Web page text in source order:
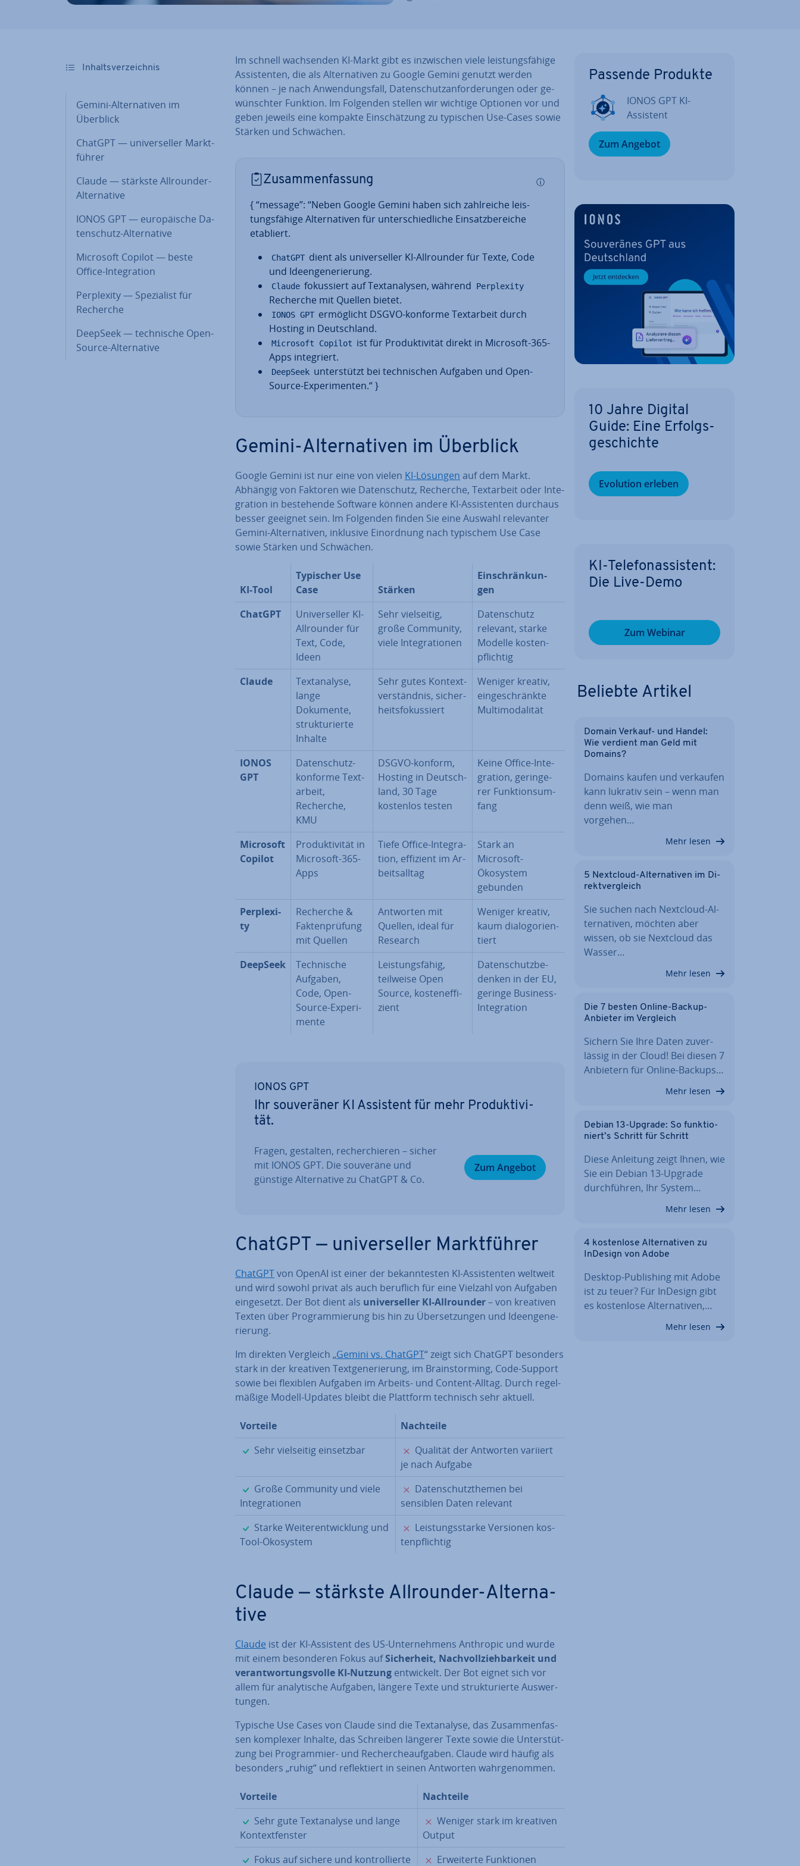
In­halts­ver­zeich­nis
Gemini-Al­ter­na­ti­ven im
Überblick
ChatGPT — uni­ver­sel­ler Markt­
füh­rer
Claude — stärkste All­roun­der-
Al­ter­na­ti­ve
IONOS GPT — eu­ro­päi­sche Da­
ten­schutz-Al­ter­na­ti­ve
Microsoft Copilot — beste
Office-In­te­gra­ti­on
Per­ple­xi­ty — Spe­zia­list für
Recherche
DeepSeek — tech­ni­sche Open-
Source-Al­ter­na­ti­ve
Im schnell wach­sen­den KI-Markt gibt es in­zwi­schen viele leis­tungs­fä­hi­ge
As­sis­ten­ten, die als Al­ter­na­ti­ven zu Google Gemini genutzt werden
können – je nach An­wen­dungs­fall, Da­ten­schutz­an­for­de­run­gen oder ge­
wünsch­ter Funktion. Im Folgenden stellen wir wichtige Optionen vor und
geben jeweils eine kompakte Ein­schät­zung zu typischen Use-Cases sowie
Stärken und Schwächen.
Zu­sam­men­fas­sung ⓘ
{ “message”: “Neben Google Gemini haben sich zahl­rei­che leis­
tungs­fä­hi­ge Al­ter­na­ti­ven für un­ter­schied­li­che Ein­satz­be­rei­che
etabliert.
ChatGPT dient als uni­ver­sel­ler KI-All­roun­der für Texte, Code
und Ideen­ge­ne­rie­rung.
Claude fo­kus­siert auf Text­ana­ly­sen, während Perplexity
Recherche mit Quellen bietet.
IONOS GPT er­mög­licht DSGVO-konforme Text­ar­beit durch
Hosting in Deutsch­land.
Microsoft Copilot ist für Pro­duk­ti­vi­tät direkt in Microsoft-365-
Apps in­te­griert.
DeepSeek un­ter­stützt bei tech­ni­schen Aufgaben und Open-
Source-Ex­pe­ri­men­ten.“ }
Gemini-Al­ter­na­ti­ven im Überblick
Google Gemini ist nur eine von vielen KI-Lösungen auf dem Markt.
Abhängig von Faktoren wie Da­ten­schutz, Recherche, Text­ar­beit oder In­te­
gra­ti­on in be­stehen­de Software können andere KI-As­sis­ten­ten durchaus
besser geeignet sein. Im Folgenden finden Sie eine Auswahl re­le­van­ter
Gemini-Al­ter­na­ti­ven, inklusive Ein­ord­nung nach typischem Use Case
sowie Stärken und Schwächen.
KI-Tool
Typischer Use
Case
Stärken
Ein­schrän­kun­
gen
ChatGPT
Uni­ver­sel­ler KI-
All­roun­der für
Text, Code,
Ideen
Sehr viel­sei­tig,
große Community,
viele In­te­gra­tio­nen
Da­ten­schutz
relevant, starke
Modelle kos­ten­
pflich­tig
Claude
Text­ana­ly­se,
lange
Dokumente,
struk­tu­rier­te
Inhalte
Sehr gutes Kon­text­
ver­ständ­nis, si­cher­
heits­fo­kus­siert
Weniger kreativ,
ein­ge­schränk­te
Mul­ti­mo­da­li­tät
IONOS
GPT
Da­ten­schutz­
kon­for­me Text­
ar­beit,
Recherche,
KMU
DSGVO-konform,
Hosting in Deutsch­
land, 30 Tage
kostenlos testen
Keine Office-In­te­
gra­ti­on, ge­rin­ge­
rer Funk­ti­ons­um­
fang
Microsoft
Copilot
Pro­duk­ti­vi­tät in
Microsoft-365-
Apps
Tiefe Office-In­te­gra­
ti­on, effizient im Ar­
beits­all­tag
Stark an
Microsoft-
Ökosystem
gebunden
Per­ple­xi­
ty
Recherche &
Fak­ten­prü­fung
mit Quellen
Antworten mit
Quellen, ideal für
Research
Weniger kreativ,
kaum dia­log­ori­en­
tiert
DeepSeek
Tech­ni­sche
Aufgaben,
Code, Open-
Source-Ex­pe­ri­
men­te
Leis­tungs­fä­hig,
teilweise Open
Source, kos­ten­ef­fi­
zi­ent
Da­ten­schutz­be­
den­ken in der EU,
geringe Business-
In­te­gra­ti­on
IONOS GPT
Ihr sou­ve­rä­ner KI Assistent für mehr Pro­duk­ti­vi­
tät.
Fragen, gestalten, re­cher­chie­ren – sicher
mit IONOS GPT. Die souveräne und
günstige Al­ter­na­ti­ve zu ChatGPT & Co.
Zum Angebot
ChatGPT — uni­ver­sel­ler Markt­füh­rer
ChatGPTvon OpenAI ist einer der be­kann­tes­ten KI-As­sis­ten­ten weltweit
und wird sowohl privat als auch beruflich für eine Vielzahl von Aufgaben
ein­ge­setzt. Der Bot dient als uni­ver­sel­ler KI-All­roun­der– von kreativen
Texten über Pro­gram­mie­rung bis hin zu Über­set­zun­gen und Ideen­ge­ne­
rie­rung.
Im direkten Vergleich „Gemini vs. ChatGPT“ zeigt sich ChatGPT besonders
stark in der kreativen Text­ge­ne­rie­rung, im Brain­stor­ming, Code-Support
sowie bei flexiblen Aufgaben im Arbeits- und Content-Alltag. Durch re­gel­
mä­ßi­ge Modell-Updates bleibt die Plattform technisch sehr aktuell.
Vorteile
Nachteile
✓
Sehr viel­sei­tig ein­setz­bar ✗
Qualität der Antworten variiert
je nach Aufgabe
✓
Große Community und viele
In­te­gra­tio­nen
✗
Da­ten­schutz­the­men bei
sensiblen Daten relevant
✓
Starke Wei­ter­ent­wick­lung und
Tool-Ökosystem
✗
Leis­tungs­star­ke Versionen kos­
ten­pflich­tig
Claude — stärkste All­roun­der-Al­ter­na­
ti­ve
Claude ist der KI-Assistent des US-Un­ter­neh­mens Anthropic und wurde
mit einem be­son­de­ren Fokus aufSi­cher­heit, Nach­voll­zieh­bar­keit und
ver­ant­wor­tungs­vol­le KI-Nutzung ent­wi­ckelt. Der Bot eignet sich vor
allem für ana­ly­ti­sche Aufgaben, längere Texte und struk­tu­rier­te Aus­wer­
tun­gen.
Typische Use Cases von Claude sind die Text­ana­ly­se, das Zu­sam­men­fas­
sen komplexer Inhalte, das Schreiben längerer Texte sowie die Un­ter­stüt­
zung bei Pro­gram­mier- und Re­cher­che­auf­ga­ben. Claude wird häufig als
besonders „ruhig“ und re­flek­tiert in seinen Antworten wahr­ge­nom­men.
Vorteile
Nachteile
✓
Sehr gute Text­ana­ly­se und lange
Kon­text­fens­ter
✗
Weniger stark im kreativen
Output
✓
Fokus auf sichere und kon­trol­lier­te ✗
Er­wei­ter­te Funk­tio­nen
Passende Produkte
IONOS GPT KI-
Assistent
Zum Angebot
10 Jahre Digital
Guide: Eine Er­folgs­
ge­schich­te
Evolution erleben
KI-Te­le­fon­as­sis­tent:
Die Live-Demo
Zum Webinar
Beliebte Artikel
Domain Verkauf- und Handel:
Wie verdient man Geld mit
Domains?
Domains kaufen und verkaufen
kann lukrativ sein – wenn man
denn weiß, wie man
vorgehen…
Mehr lesen
5 Nextcloud-Al­ter­na­ti­ven im Di­
rekt­ver­gleich
Sie suchen nach Nextcloud-Al­
ter­na­ti­ven, möchten aber
wissen, ob sie Nextcloud das
Wasser…
Mehr lesen
Die 7 besten Online-Backup-
Anbieter im Vergleich
Sichern Sie Ihre Daten zu­ver­
läs­sig in der Cloud! Bei diesen 7
Anbietern für Online-Backups…
Mehr lesen
Debian 13-Upgrade: So funk­tio­
niert’s Schritt für Schritt
Diese Anleitung zeigt Ihnen, wie
Sie ein Debian 13-Upgrade
durch­füh­ren, Ihr System…
Mehr lesen
4 kos­ten­lo­se Al­ter­na­ti­ven zu
InDesign von Adobe
Desktop-Pu­bli­shing mit Adobe
ist zu teuer? Für InDesign gibt
es kos­ten­lo­se Al­ter­na­ti­ven,…
Mehr lesen